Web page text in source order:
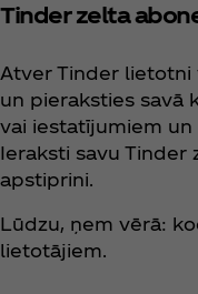
Tinder zelta
Atver Tinder lietotni
un pieraksties savā
vai iestatījumiem un
Ieraksti savu
apstiprini.
Lūdzu, ņem vērā:
lietotājiem.